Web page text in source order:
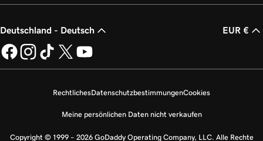
Deutschland - Deutsch EUR €
RechtlichesDatenschutzbestimmungenCookies
Meine persönlichen Daten nicht verkaufen
Copyright © 1999 – 2026 GoDaddy Operating Company, LLC. Alle Rechte